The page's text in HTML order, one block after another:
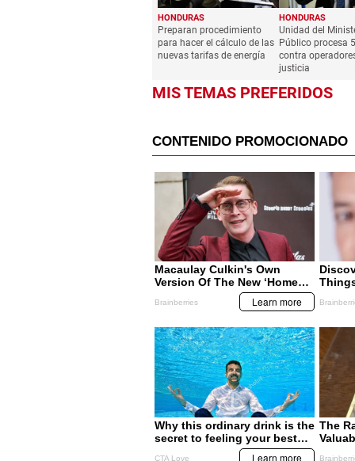
HONDURAS
Preparan procedimiento
para hacer el cálculo de las
nuevas tarifas de energía
HONDURAS
Unidad del
Público procesa
contra
justicia
MIS TEMAS PREFERIDOS